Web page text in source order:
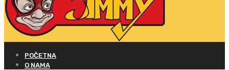
POČETNA
O NAMA